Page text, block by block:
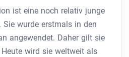
ist eine noch relativ junge
Sie wurde erstmals in den
angewendet. Daher gilt sie
wird sie weltweit als